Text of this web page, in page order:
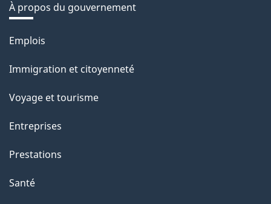
À propos du gouvernement
Thèmes
sujets
Emplois
Immigration et citoyenneté
Voyage et tourisme
Entreprises
Prestations
Santé